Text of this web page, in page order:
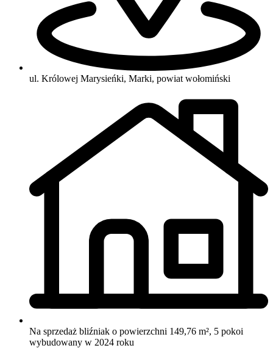
ul. Królowej Marysieńki, Marki, powiat wołomiński
Na sprzedaż bliźniak o powierzchni 149,76 m², 5 pokoi
wybudowany w 2024 roku